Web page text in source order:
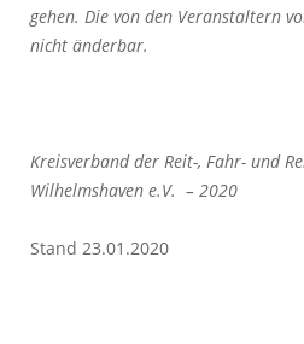
gehen. Die von den Veranstaltern
nicht änderbar.
Kreisverband der Reit-, Fahr- und
Wilhelmshaven e.V. – 2020
Stand 23.01.2020